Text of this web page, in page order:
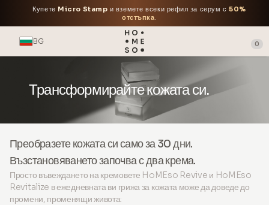
Купете Micro Stamp и вземете всеки рефил за серум с 50%
отстъпка.
BG 0
Трансформирайте кожата си.
Преобразете кожата си само за 30 дни.
Възстановяването започва с два крема.
Просто въвеждането на кремовете HoMEso Revive и HoMEso
Revitalize в ежедневната ви грижа за кожата може да доведе до
промени, променящи живота: